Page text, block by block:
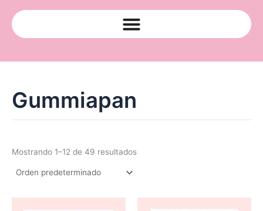
Gummiapan
Mostrando 1–12 de 49 resultados